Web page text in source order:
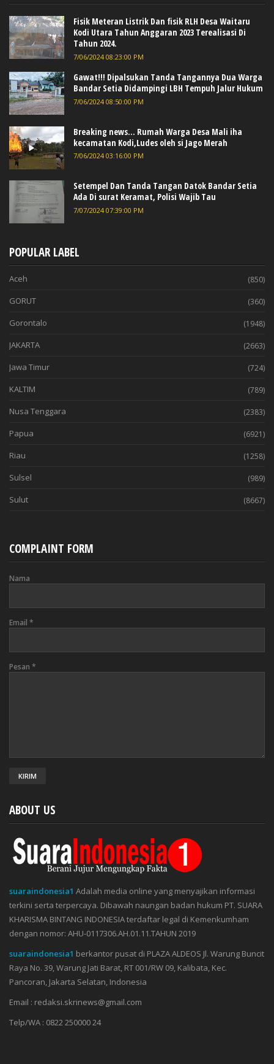
Fisik Meteran Listrik Dan fisik RLH Desa Waitaru
Kodi Utara Tahun Anggaran 2023 Terealisasi Di
Tahun 2024.
7/06/2024 08:23:00 PM
Gawat!!! Dipalsukan Tanda Tangannya Dua Warga
Bandar Setia Didampingi LBH Tempuh Jalur Hukum
7/06/2024 08:50:00 PM
Breaking news... Rumah Warga Desa Mali iha
kecamatan Kodi,Ludes oleh si Jago Merah
7/06/2024 03:16:00 PM
Setempel Dan Tanda Tangan Datok Bandar Setia
Ada Di surat Keramat, Polisi Wajib Tau
7/07/2024 07:39:00 PM
POPULAR LABEL
Aceh (850)
GORUT (360)
Gorontalo (1948)
JAKARTA (2663)
Jawa Timur (724)
KALTIM (789)
Nusa Tenggara (2383)
Papua (6921)
Riau (1258)
Sulsel (989)
Sulut (8667)
COMPLAINT FORM
Nama
Email *
Pesan *
ABOUT US
suaraindonesia1 Adalah media online yang menyajikan informasi
terkini serta terpercaya. Dibawah naungan badan hukum PT. SUARA
KHARISMA BINTANG INDONESIA terdaftar legal di Kemenkumham
dengan nomor: AHU-0117306.AH.01.11.TAHUN 2019
suaraindonesia1 berkantor pusat di PLAZA ALDEOS Jl. Warung Buncit
Raya No. 39, Warung Jati Barat, RT 001/RW 09, Kalibata, Kec.
Pancoran, Jakarta Selatan, Indonesia
Email : redaksi.skrinews@gmail.com
Telp/WA : 0822 250000 24